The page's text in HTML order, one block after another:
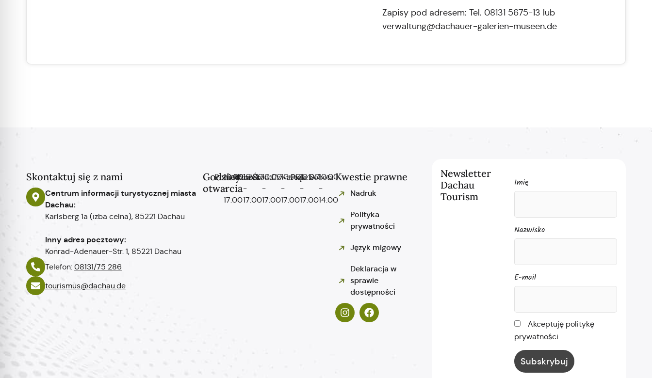
Zapisy pod adresem: Tel. 08131 5675-13 lub
verwaltung@dachauer-galerien-museen.de
Skontaktuj się z nami
Centrum informacji turystycznej miasta
Dachau:
Karlsberg 1a (izba celna), 85221 Dachau
Inny adres pocztowy:
Konrad-Adenauer-Str. 1, 85221 Dachau
Telefon: 08131/75 286
tourismus@dachau.de
Godziny
otwarcia
Poniedziałek
10:00
-
17:00
Wtorek
10:00
-
17:00
Środa
10:00
-
17:00
Czwartek
10:00
-
17:00
Piątek
10:00
-
17:00
Sobota
10:00
-
14:00
Kwestie prawne
Nadruk
Polityka
prywatności
Język migowy
Deklaracja w
sprawie
dostępności
Newsletter
Dachau
Tourism
Imię
Nazwisko
E-mail
Akceptuję politykę
prywatności